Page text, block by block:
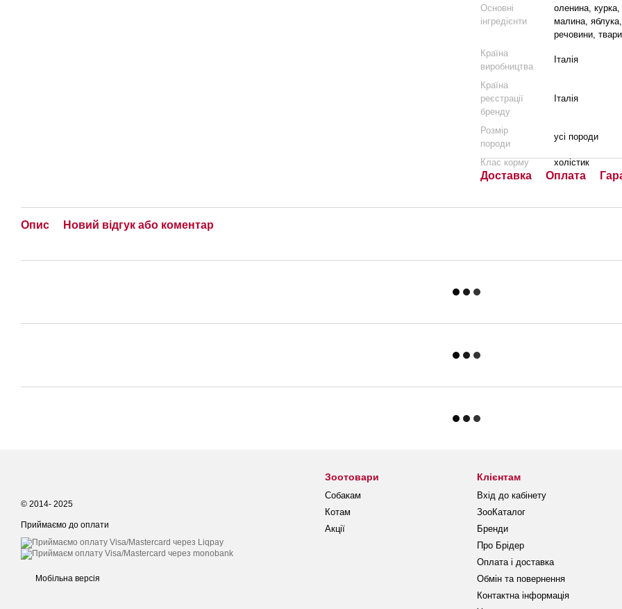
Основні
інгредієнти
оленина,
малина,
речовини,
Країна
виробництва
Італія
Країна
реєстрації
бренду
Італія
Розмір
породи
усі породи
Клас корму холістик
Доставка Оплата
Опис Новий відгук або коментар
© 2014- 2025
Приймаємо до оплати
Мобільна версія
Зоотовари
Собакам
Котам
Акції
Клієнтам
Вхід до кабінету
ЗооКаталог
Бренди
Про Брідер
Оплата і доставка
Обмін та повернення
Контактна інформація